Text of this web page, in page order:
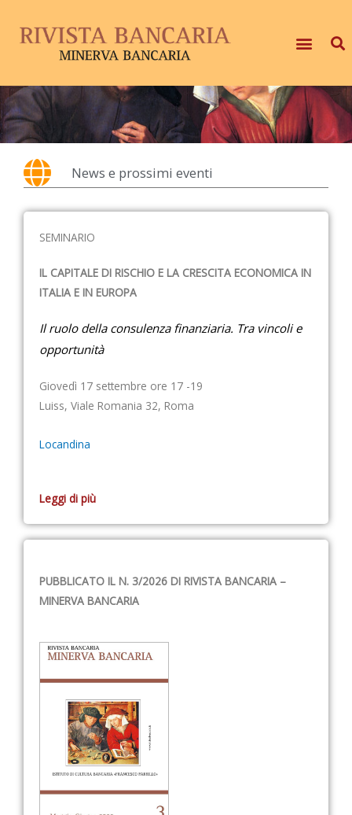
News e prossimi eventi
SEMINARIO
IL CAPITALE DI RISCHIO E LA CRESCITA ECONOMICA IN
ITALIA E IN EUROPA
Il ruolo della consulenza finanziaria. Tra vincoli e
opportunità
Giovedì 17 settembre ore 17 -19
Luiss, Viale Romania 32, Roma
Locandina
Leggi di più
PUBBLICATO IL N. 3/2026 DI RIVISTA BANCARIA –
MINERVA BANCARIA